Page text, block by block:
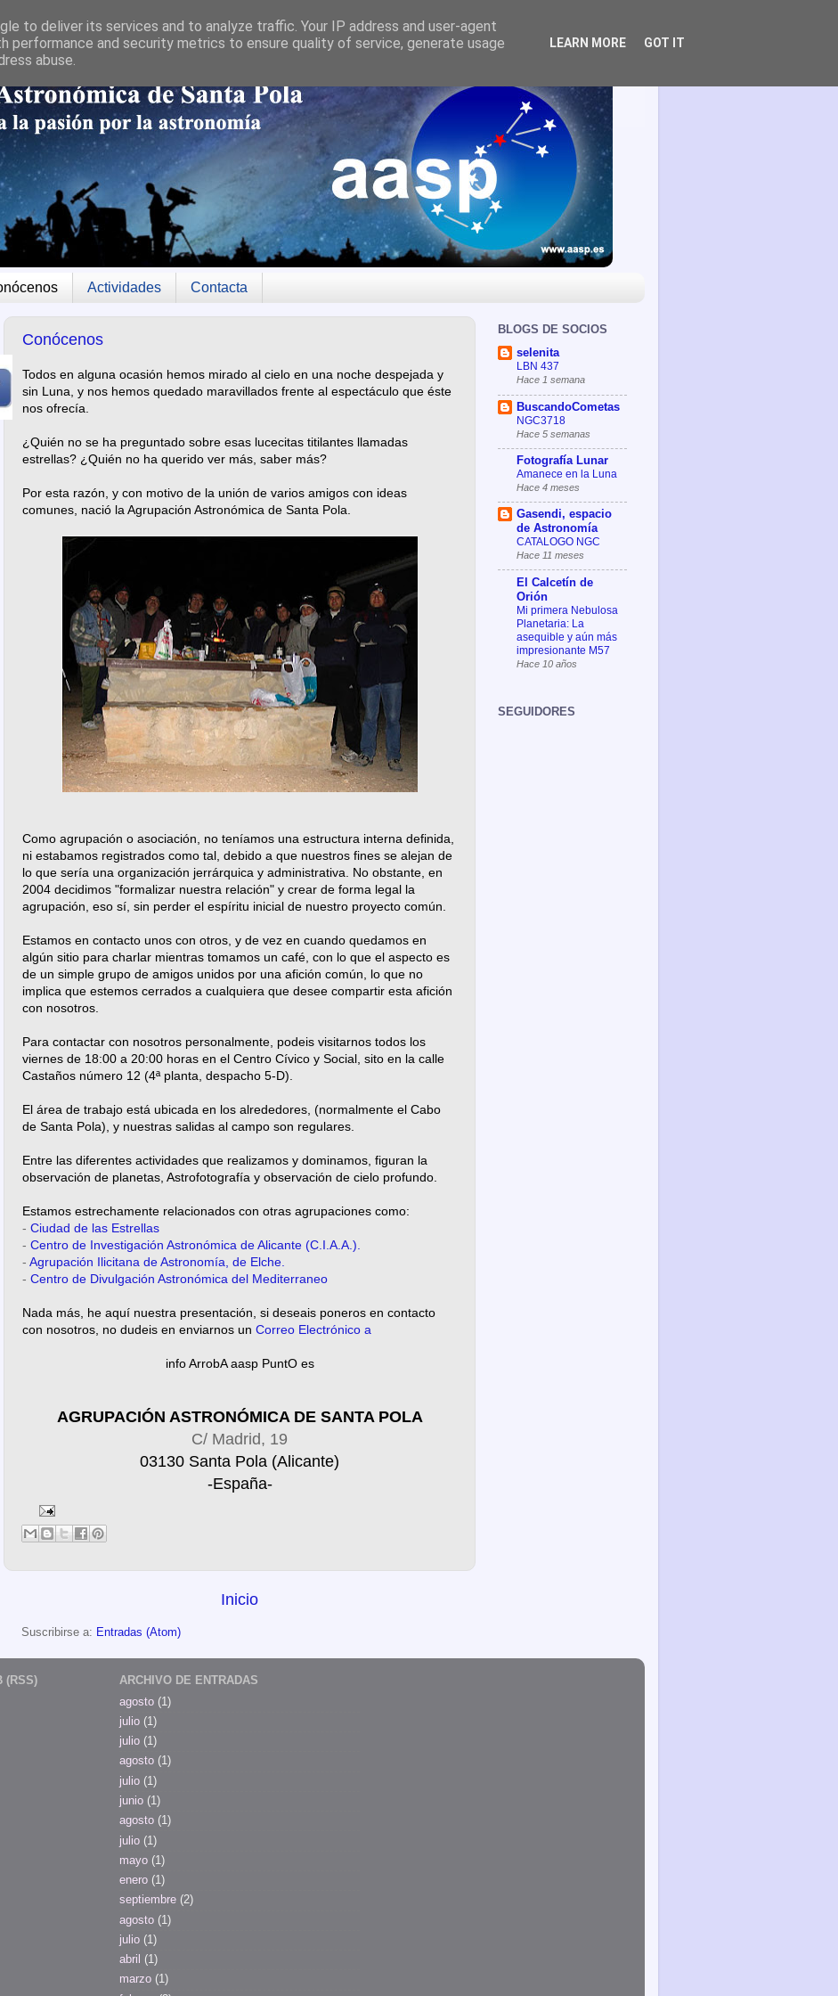
Actividades Contacta
Conócenos
Todos en alguna ocasión hemos mirado al cielo en una noche despejada y
sin Luna, y nos hemos quedado maravillados frente al espectáculo que éste
nos ofrecía.
¿Quién no se ha preguntado sobre esas lucecitas titilantes llamadas
estrellas? ¿Quién no ha querido ver más, saber más?
Por esta razón, y con motivo de la unión de varios amigos con ideas
comunes, nació la Agrupación Astronómica de Santa Pola.
Como agrupación o asociación, no teníamos una estructura interna definida,
ni estabamos registrados como tal, debido a que nuestros fines se alejan de
lo que sería una organización jerrárquica y administrativa. No obstante, en
2004 decidimos "formalizar nuestra relación" y crear de forma legal la
agrupación, eso sí, sin perder el espíritu inicial de nuestro proyecto común.
Estamos en contacto unos con otros, y de vez en cuando quedamos en
algún sitio para charlar mientras tomamos un café, con lo que el aspecto es
de un simple grupo de amigos unidos por una afición común, lo que no
implica que estemos cerrados a cualquiera que desee compartir esta afición
con nosotros.
Para contactar con nosotros personalmente, podeis visitarnos todos los
viernes de 18:00 a 20:00 horas en el Centro Cívico y Social, sito en la calle
Castaños número 12 (4ª planta, despacho 5-D).
El área de trabajo está ubicada en los alrededores, (normalmente el Cabo
de Santa Pola), y nuestras salidas al campo son regulares.
Entre las diferentes actividades que realizamos y dominamos, figuran la
observación de planetas, Astrofotografía y observación de cielo profundo.
Estamos estrechamente relacionados con otras agrupaciones como:
- Ciudad de las Estrellas
- Centro de Investigación Astronómica de Alicante (C.I.A.A.).
- Agrupación Ilicitana de Astronomía, de Elche.
- Centro de Divulgación Astronómica del Mediterraneo
Nada más, he aquí nuestra presentación, si deseais poneros en contacto
con nosotros, no dudeis en enviarnos un Correo Electrónico a
info ArrobA aasp PuntO es
AGRUPACIÓN ASTRONÓMICA DE SANTA POLA
C/ Madrid, 19
03130 Santa Pola (Alicante)
-España-
Inicio
Suscribirse a: Entradas (Atom)
BLOGS DE SOCIOS
selenita
LBN 437
Hace 1 semana
BuscandoCometas
NGC3718
Hace 5 semanas
Fotografía Lunar
Amanece en la Luna
Hace 4 meses
Gasendi, espacio
de Astronomía
CATALOGO NGC
Hace 11 meses
El Calcetín de
Orión
Mi primera Nebulosa
Planetaria: La
asequible y aún más
impresionante M57
Hace 10 años
SEGUIDORES
(RSS) ARCHIVO DE ENTRADAS
agosto (1)
julio (1)
julio (1)
agosto (1)
julio (1)
junio (1)
agosto (1)
julio (1)
mayo (1)
enero (1)
septiembre (2)
agosto (1)
julio (1)
abril
(1)
marzo (1)
to deliver its services and to analyze traffic. Your IP address and user-agent
performance and security metrics to ensure quality of service, generate usage
abuse.
LEARN MORE GOT IT